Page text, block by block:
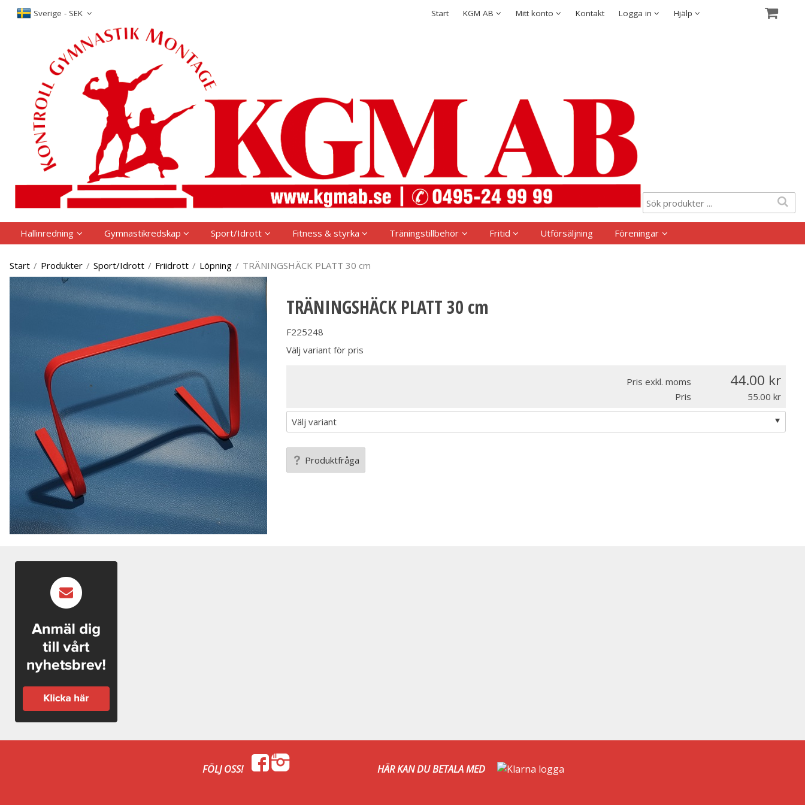
Sverige - SEK Start KGM AB
Integritetspolicy Mitt konto Kontakt Logga in
Kom ihåg mig
Glömt ditt lösenord?
Skapa nytt konto
Hjälp
Säkerhet & Cookies
Hallinredning Gymnastikredskap Sport/Idrott Fitness & styrka Träningstillbehör Fritid Utförsäljning Föreningar
Start / Produkter / Sport/Idrott / Friidrott / Löpning / TRÄNINGSHÄCK PLATT 30 cm
TRÄNINGSHÄCK PLATT 30 cm
F225248
Välj variant för pris
Pris exkl. moms 44.00
Pris 55.00
Produktfråga
FÖLJ OSS! HÄR KAN DU BETALA MED